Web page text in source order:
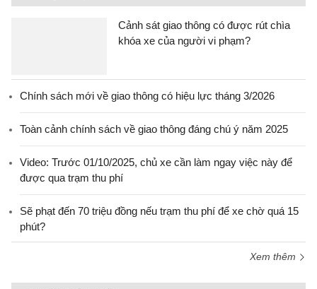
Cảnh sát giao thông có được rút chìa
khóa xe của người vi phạm?
Chính sách mới về giao thông có hiệu lực tháng 3/2026
Toàn cảnh chính sách về giao thông đáng chú ý năm 2025
Video: Trước 01/10/2025, chủ xe cần làm ngay việc này để
được qua trạm thu phí
Sẽ phạt đến 70 triệu đồng nếu trạm thu phí để xe chờ quá 15
phút?
Xem thêm